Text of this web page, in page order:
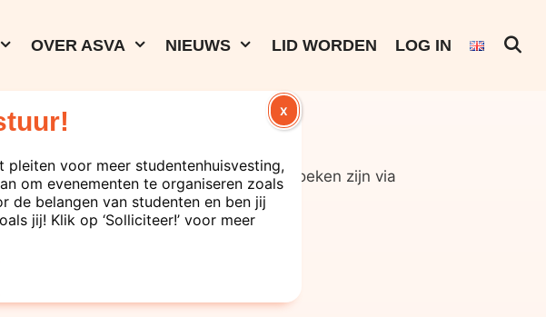
OVER ASVA NIEUWS LID WORDEN LOG IN
studeren in Amsterdam. Alle onderzoeken zijn via
naar oud (onderaan).
Amsterdamse studenten.
pleiten voor meer studentenhuisvesting,
om evenementen te organiseren zoals
de belangen van studenten en ben jij
jij! Klik op ‘Solliciteer!’ voor meer
X